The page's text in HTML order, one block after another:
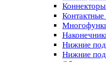
Нижние
Нижние